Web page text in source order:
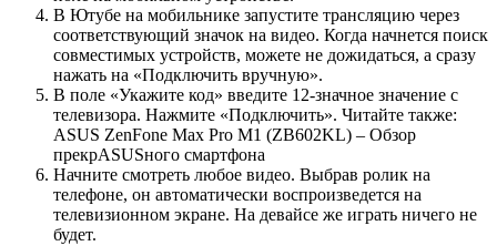
В Ютубе на мобильнике запустите трансляцию через
соответствующий значок на видео. Когда начнется поиск
совместимых устройств, можете не дожидаться, а сразу
нажать на «Подключить вручную».
В поле «Укажите код» введите 12-значное значение с
телевизора. Нажмите «Подключить». Читайте также:
ASUS ZenFone Max Pro M1 (ZB602KL) – Обзор
прекрASUSного смартфона
Начните смотреть любое видео. Выбрав ролик на
телефоне, он автоматически воспроизведется на
телевизионном экране. На девайсе же играть ничего не
будет.